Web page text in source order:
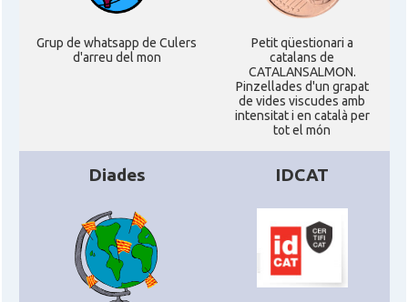
Grup de whatsapp de Culers
d'arreu del mon
Petit qüestionari a
catalans de
CATALANSALMON.
Pinzellades d'un grapat
de vides viscudes amb
intensitat i en català per
tot el món
Diades IDCAT